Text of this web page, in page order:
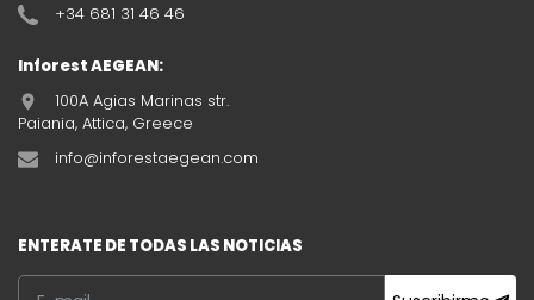
+34 681 31 46 46
Inforest AEGEAN:
100A Agias Marinas str.
Paiania, Attica, Greece
info@inforestaegean.com
ENTERATE DE TODAS LAS NOTICIAS